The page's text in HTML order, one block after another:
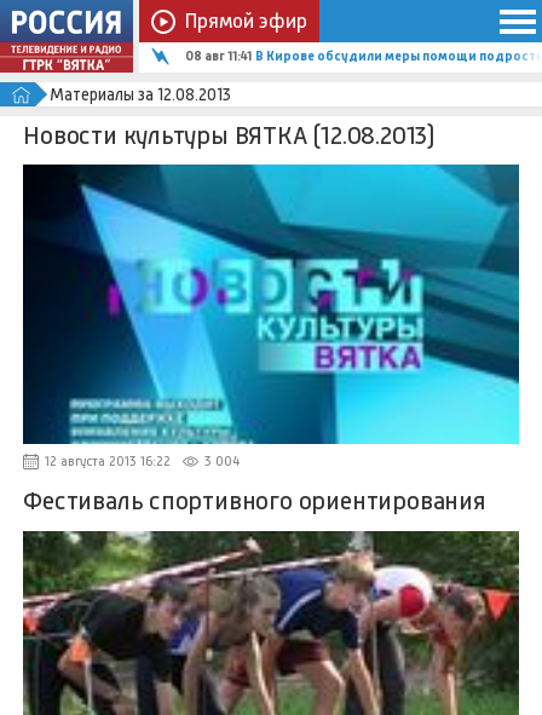
Прямой эфир
08 авг 11:41 В Кирове обсудили меры помощи
Материалы за 12.08.2013
Новости культуры ВЯТКА (12.08.2013)
12 августа 2013 16:22 3 004
Фестиваль спортивного ориентирования